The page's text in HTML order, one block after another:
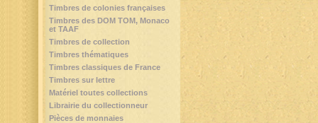
Timbres de colonies françaises
Timbres des DOM TOM, Monaco
et TAAF
Timbres de collection
Timbres thématiques
Timbres classiques de France
Timbres sur lettre
Matériel toutes collections
Librairie du collectionneur
Pièces de monnaies